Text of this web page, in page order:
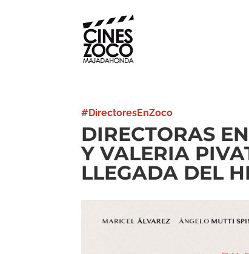
#DirectoresEnZoco
DIRECTORAS
Y VALERIA
LLEGADA DEL